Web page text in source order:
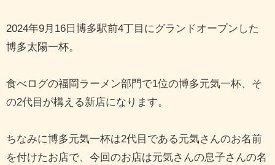
2024年9月16日博多駅前4丁目にグランドオープンした
博多太陽一杯。
食べログの福岡ラーメン部門で1位の博多元気一杯、そ
の2代目が構える新店になります。
ちなみに博多元気一杯は2代目である元気さんのお名前
を付けたお店で、今回のお店は元気さんの息子さんの名